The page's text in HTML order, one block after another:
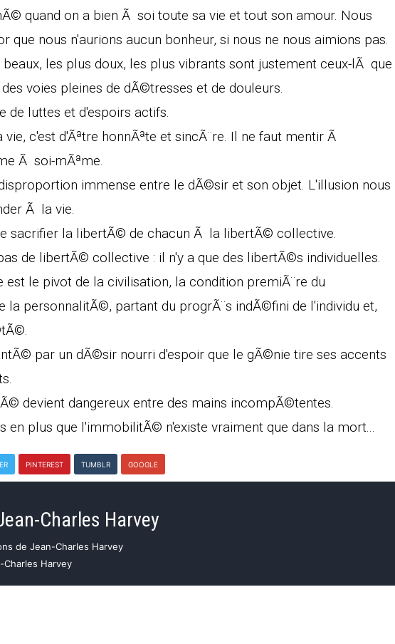
quand on a bien Ã soi toute sa vie et tout son amour. Nous
que nous n'aurions aucun bonheur, si nous ne nous aimions pas.
beaux, les plus doux, les plus vibrants sont justement ceux-lÃ que
voies pleines de dÃ©tresses et de douleurs.
de luttes et d'espoirs actifs.
c'est d'Ãªtre honnÃªte et sincÃ¨re. Il ne faut mentir Ã
Ã soi-mÃªme.
immense entre le dÃ©sir et son objet. L'illusion nous
Ã la vie.
sacrifier la libertÃ© de chacun Ã la libertÃ© collective.
de libertÃ© collective : il n'y a que des libertÃ©s individuelles.
le pivot de la civilisation, la condition premiÃ¨re du
la personnalitÃ©, partant du progrÃ¨s indÃ©fini de l'individu et,
par un dÃ©sir nourri d'espoir que le gÃ©nie tire ses accents
devient dangereux entre des mains incompÃ©tentes.
en plus que l'immobilitÃ© n'existe vraiment que dans la mort...
PINTEREST TUMBLR GOOGLE
Charles Harvey
de Jean-Charles Harvey
Charles Harvey